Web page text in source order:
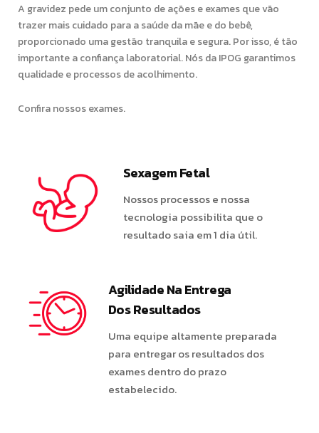
A gravidez pede um conjunto de ações e exames que vão
trazer mais cuidado para a saúde da mãe e do bebê,
proporcionado uma gestão tranquila e segura. Por isso, é tão
importante a confiança laboratorial. Nós da IPOG garantimos
qualidade e processos de acolhimento.
Confira nossos exames.
Sexagem Fetal
Nossos processos e nossa
tecnologia possibilita que o
resultado saia em 1 dia útil.
Agilidade Na Entrega
Dos Resultados
Uma equipe altamente preparada
para entregar os resultados dos
exames dentro do prazo
estabelecido.